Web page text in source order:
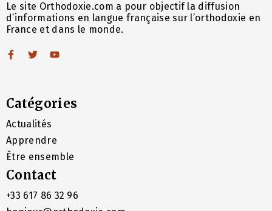
Le site Orthodoxie.com a pour objectif la diffusion
d’informations en langue française sur l’orthodoxie en
France et dans le monde.
Catégories
Actualités
Apprendre
Être ensemble
Contact
+33 617 86 32 96